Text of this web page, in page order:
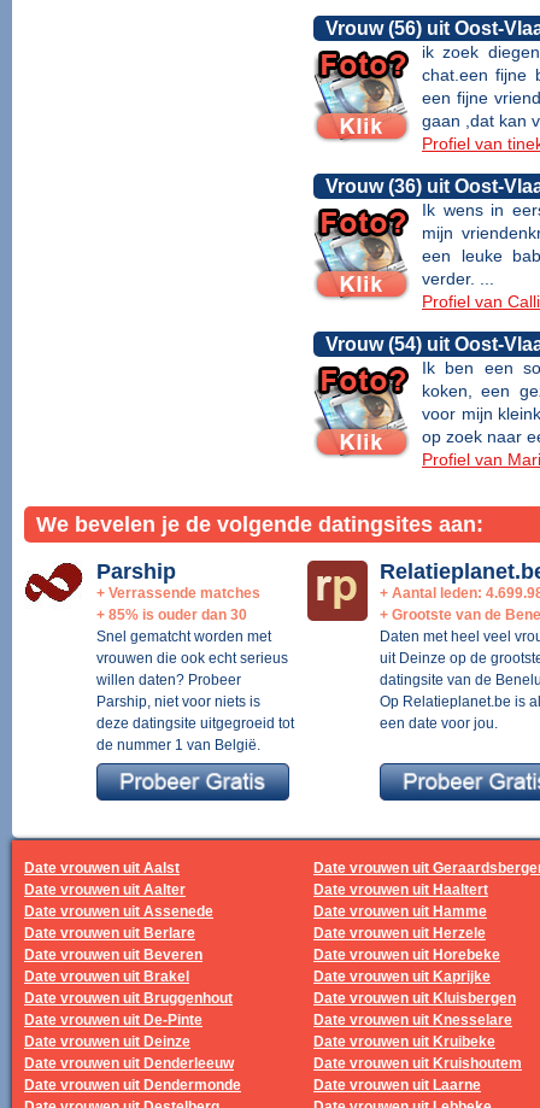
Vrouw (56) uit Oost-
ik zoek
chat.een fijne
een fijne
gaan ,dat kan
Profiel van
Vrouw (36) uit Oost-
Ik wens in
mijn
een leuke
verder. ...
Profiel van
Vrouw (54) uit Oost-
Ik ben een
koken, een
voor mijn
op zoek naar
Profiel van
We bevelen je de volgende datingsites aan:
Parship
+ Verrassende matches
+ 85% is ouder dan 30
Snel gematcht worden met
vrouwen die ook echt serieus
willen daten? Probeer
Parship, niet voor niets is
deze datingsite uitgegroeid tot
de nummer 1 van België.
+ Aantal leden:
+ Grootste van de
Daten met heel veel
uit Deinze op de
datingsite van de
Op Relatieplanet.be is
een date voor jou.
Date vrouwen uit Aalst
Date vrouwen uit Aalter
Date vrouwen uit Assenede
Date vrouwen uit Berlare
Date vrouwen uit Beveren
Date vrouwen uit Brakel
Date vrouwen uit Bruggenhout
Date vrouwen uit De-Pinte
Date vrouwen uit Deinze
Date vrouwen uit Denderleeuw
Date vrouwen uit Dendermonde
Date vrouwen uit
Date vrouwen uit Haaltert
Date vrouwen uit Hamme
Date vrouwen uit Herzele
Date vrouwen uit Horebeke
Date vrouwen uit Kaprijke
Date vrouwen uit Kluisbergen
Date vrouwen uit Knesselare
Date vrouwen uit Kruibeke
Date vrouwen uit Kruishoutem
Date vrouwen uit Laarne